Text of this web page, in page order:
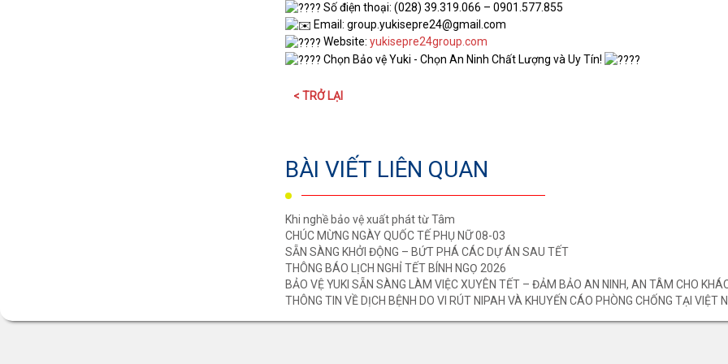
Số điện thoại: (028) 39.319.066 – 0901.577.855
Email: group.yukisepre24@gmail.com
Website: yukisepre24group.com
Chọn Bảo vệ Yuki - Chọn An Ninh Chất Lượng và Uy Tín!
< TRỞ LẠI
BÀI VIẾT LIÊN QUAN
Khi nghề bảo vệ xuất phát từ Tâm
CHÚC MỪNG NGÀY QUỐC TẾ PHỤ NỮ 08-03
SẴN SÀNG KHỞI ĐỘNG – BỨT PHÁ CÁC DỰ ÁN SAU TẾT
THÔNG BÁO LỊCH NGHỈ TẾT BÍNH NGỌ 2026
BẢO VỆ YUKI SẴN SÀNG LÀM VIỆC XUYÊN TẾT – ĐẢM BẢO AN NINH, AN TÂM CHO
THÔNG TIN VỀ DỊCH BỆNH DO VI RÚT NIPAH VÀ KHUYẾN CÁO PHÒNG CHỐNG TẠI VIỆT